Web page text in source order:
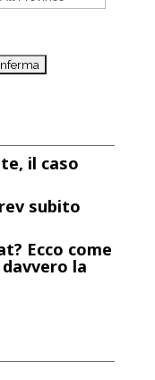
il caso
subito
Ecco come
la